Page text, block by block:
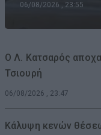
06/08/2026 , 23:55
Ο Λ. Κατσαρός
Τσιουρή
06/08/2026 , 23:47
Κάλυψη κενών